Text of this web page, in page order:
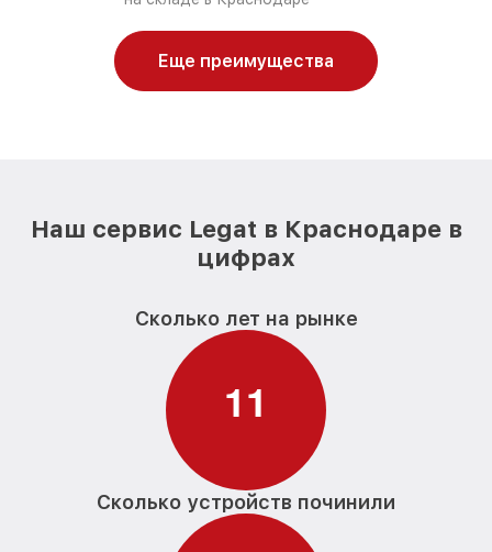
Еще преимущества
Наш сервис Legat в Краснодаре в
цифрах
Сколько лет на рынке
11
Сколько устройств починили